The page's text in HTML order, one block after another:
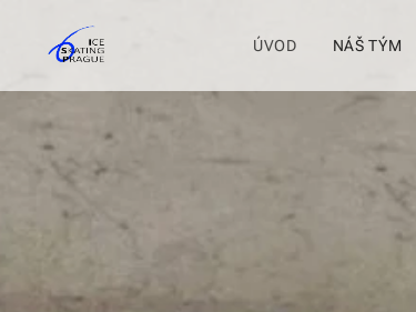
ÚVOD NÁŠ TÝM